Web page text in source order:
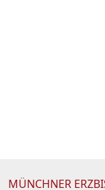
MÜNCHNER